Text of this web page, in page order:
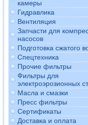
камеры
Гидравлика
Вентиляция
Запчасти для
насосов
Подготовка сжатого
Спецтехника
Прочие фильтры
Фильтры для
электроэрозионных
Масла и смазки
Пресс фильтры
Сертификаты
Доставка и оплата